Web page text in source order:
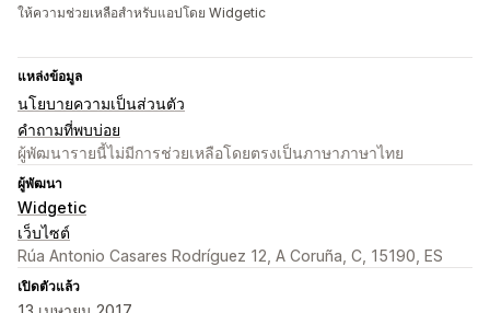
ให้ความช่วยเหลือสำหรับแอปโดย Widgetic
แหล่งข้อมูล
นโยบายความเป็นส่วนตัว
คำถามที่พบบ่อย
ผู้พัฒนารายนี้ไม่มีการช่วยเหลือโดยตรงเป็นภาษาภาษาไทย
ผู้พัฒนา
Widgetic
เว็บไซต์
Rúa Antonio Casares Rodríguez 12, A Coruña, C, 15190, ES
เปิดตัวแล้ว